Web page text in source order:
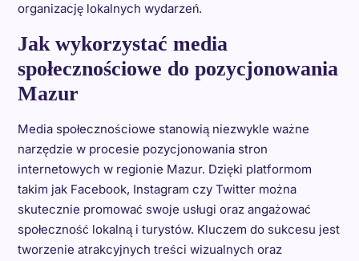
organizację lokalnych wydarzeń.
Jak wykorzystać media
społecznościowe do pozycjonowania
Mazur
Media społecznościowe stanowią niezwykle ważne
narzędzie w procesie pozycjonowania stron
internetowych w regionie Mazur. Dzięki platformom
takim jak Facebook, Instagram czy Twitter można
skutecznie promować swoje usługi oraz angażować
społeczność lokalną i turystów. Kluczem do sukcesu jest
tworzenie atrakcyjnych treści wizualnych oraz